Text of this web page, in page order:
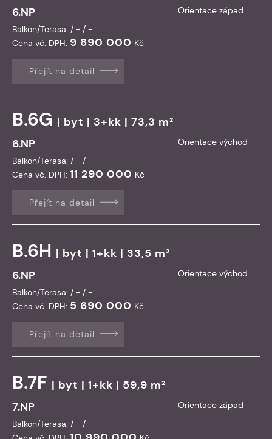
6.NP
Orientace západ
Balkon/Terasa: / - / -
Cena vč. DPH: 9 890 000 Kč
Přejít na detail
B.6G | byt | 3+kk | 73,3 m²
6.NP
Orientace východ
Balkon/Terasa: / - / -
Cena vč. DPH: 11 290 000 Kč
Přejít na detail
B.6H | byt | 1+kk | 33,5 m²
6.NP
Orientace východ
Balkon/Terasa: / - / -
Cena vč. DPH: 5 690 000 Kč
Přejít na detail
B.7F | byt | 1+kk | 59,9 m²
7.NP
Orientace západ
Balkon/Terasa: / - / -